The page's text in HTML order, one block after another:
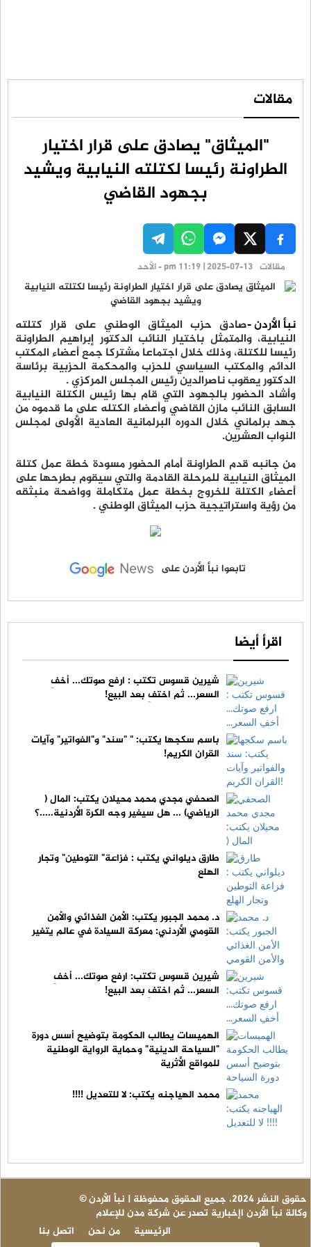
مقالات
"الميثاق" يصادق على قرار اختيار
الطراونة رئيسا لكتلته النيابية ويشيد
بجهود القاضي
مقالات pm 11:19 | 2025-07-13 - الأحد
نبأ الأردن -صادق حزب الميثاق الوطني على قرار كتلته
النيابية، والمتمثل باختيار النائب الدكتور إبراهيم الطراونة
رئيسا للكتلة، وذلك خلال اجتماعا مشتركا جمع أعضاء المكتب
الدائم والمكتب السياسي للحزب والمحكمة الحزبية برئاسة
الدكتور يعقوب ناصرالدين رئيس المجلس المركزي .
وأشاد الحضور بالجهود التي قام بها رئيس الكتلة النيابية
السابق النائب مازن القاضي وأعضاء الكتله على ما قدموه من
جهد برلماني خلال الدوره البرلمانية العادية الأولى لمجلس
النواب العشرين.
من جانبه قدم الطراونة أمام الحضور مسودة خطة عمل كتلة
الميثاق النيابية للمرحلة القادمة والتي سيقوم بطرحها على
أعضاء الكتلة للخروج بخطة عمل متكاملة وواضحة منبثقه
من رؤية واستراتيجية حزب الميثاق الوطني .
تابعوا نبأ الأردن على
اقرأ أيضا
شيرين قسوس تكتب : ارفع صوتك... أخفِ
السعر... ثم اختفِ بعد البيع!
باسم سكجها يكتب: " "سند" و"الفواتير" وآيات
القران الكريم!
الصحفي مجدي محمد محيلان يكتب: المال (
الرياضي) ... هل سيغير وجه الكرة الأردنية.....؟
طارق ديلواني يكتب : فزاعة" التوطين" وتجار
الهلع
د. محمد الجبور يكتب: الأمن الغذائي والأمن
القومي الأردني: معركة السيادة في عالم يتغير
شيرين قسوس تكتب: ارفع صوتك... أخفِ
السعر... ثم اختفِ بعد البيع!
الهميسات يطالب الحكومة بتوضيح أسس دورة
"السياحة الدينية" وحماية الرواية الوطنية
للمواقع الأثرية
محمد الهياجنه يكتب: لا للتعديل !!!!
© حقوق النشر 2024، جميع الحقوق محفوظة | نبأ الأردن
وكالة نبأ الأردن اإخبارية تصدر عن شركة مدن للإعلام
اتصل بنا
من نحن الرئيسية